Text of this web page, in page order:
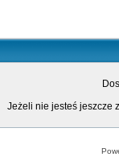
Jeżeli nie jesteś jeszcze